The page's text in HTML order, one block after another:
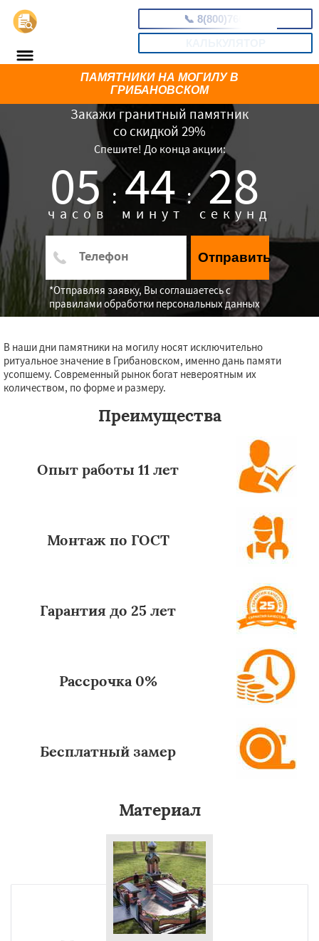
📞 8(800)7669313
Закажи гранитный памятник
со скидкой 29%
Спешите! До конца акции:
05 :
часов 44 :
минут 27
секунд
Отправить
*Отправляя заявку, Вы соглашаетесь с
правилами обработки персональных данных
ПАМЯТНИКИ НА МОГИЛУ В
ГРИБАНОВСКОМ
В наши дни памятники на могилу носят исключительно
ритуальное значение в Грибановском, именно дань памяти
усопшему. Современный рынок богат невероятным их
количеством, по форме и размеру.
Преимущества
Опыт работы 11 лет
Монтаж по ГОСТ
Гарантия до 25 лет
Рассрочка 0%
Бесплатный замер
Материал